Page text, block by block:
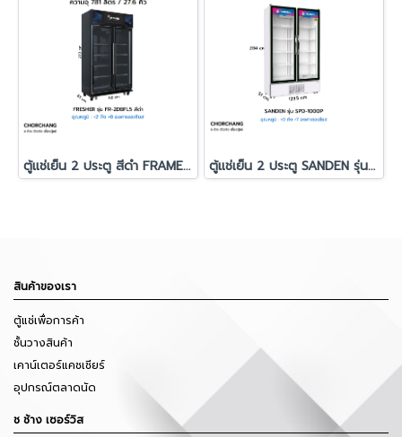
ตู้แช่เย็น 2 ประตู สีดำ FRAMELESS รุ่น FR-2DBFL5 ตู้แช่เย็น 2 ประตู SANDEN รุ่น SPD-1000P
สินค้าของเรา
ตู้แช่เพื่อการค้า
ชั้นวางสินค้า
เคาน์เตอร์แคชเชียร์
อุปกรณ์ตลาดนัด
ช ช้าง เซอร์วิส